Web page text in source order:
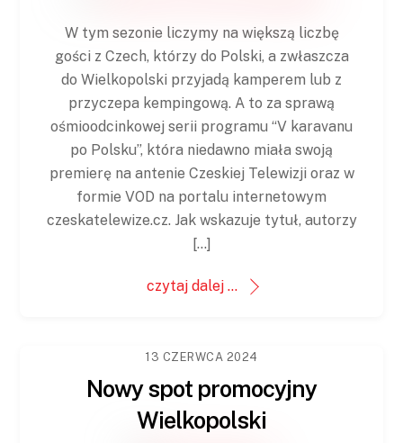
W tym sezonie liczymy na większą liczbę
gości z Czech, którzy do Polski, a zwłaszcza
do Wielkopolski przyjadą kamperem lub z
przyczepa kempingową. A to za sprawą
ośmioodcinkowej serii programu “V karavanu
po Polsku”, która niedawno miała swoją
premierę na antenie Czeskiej Telewizji oraz w
formie VOD na portalu internetowym
czeskatelewize.cz. Jak wskazuje tytuł, autorzy
[…]
czytaj dalej ...
13 CZERWCA 2024
Nowy spot promocyjny
Wielkopolski